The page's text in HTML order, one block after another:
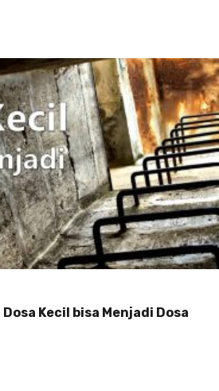
Kecil bisa Menjadi Dosa